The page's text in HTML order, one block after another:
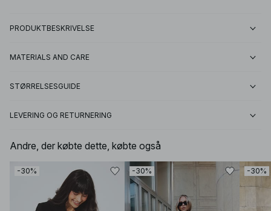
PRODUKTBESKRIVELSE
MATERIALS AND CARE
STØRRELSESGUIDE
LEVERING OG RETURNERING
Andre, der købte dette, købte også
-30% -30% -30%